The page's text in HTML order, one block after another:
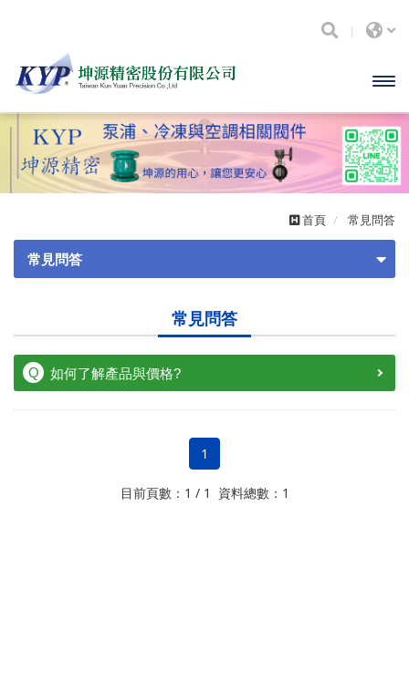
主選
單
首頁 常見問答
常見問答
常見問答
如何了解產品與價格?
1
目前頁數：1 / 1 資料總數：1